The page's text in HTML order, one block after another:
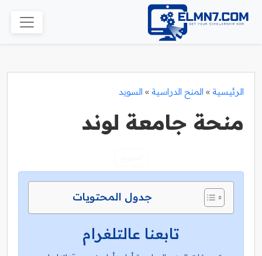
الرئيسية » المنح الدراسية » السويد
منحة جامعة لوند
جدول المحتويات
تابعنا عالتلغرام